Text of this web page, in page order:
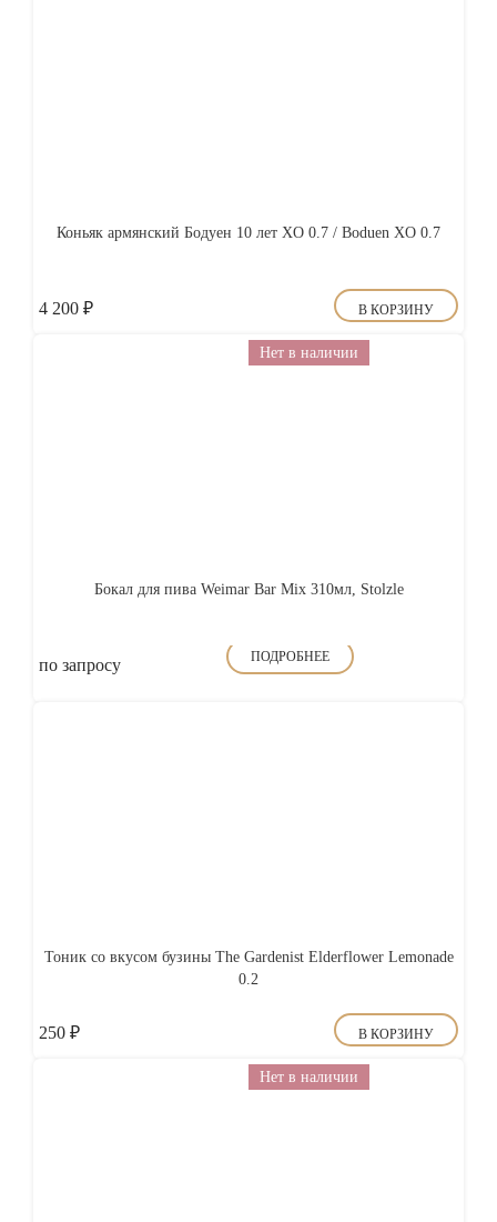
Коньяк армянский Бодуен 10 лет XO 0.7 / Boduen XO 0.7
4 200 ₽ В КОРЗИНУ
Нет в наличии
Бокал для пива Weimar Bar Mix 310мл, Stolzle
по запросу ПОДРОБНЕЕ
Тоник со вкусом бузины The Gardenist Elderflower Lemonade
0.2
250 ₽ В КОРЗИНУ
Нет в наличии